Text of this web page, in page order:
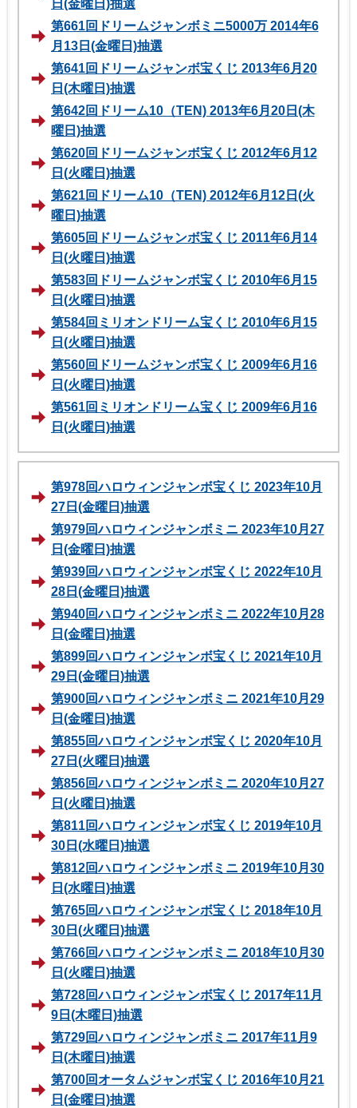
日(金曜日)抽選
第661回ドリームジャンボミニ5000万 2014年6
月13日(金曜日)抽選
第641回ドリームジャンボ宝くじ 2013年6月20
日(木曜日)抽選
第642回ドリーム10（TEN) 2013年6月20日(木
曜日)抽選
第620回ドリームジャンボ宝くじ 2012年6月12
日(火曜日)抽選
第621回ドリーム10（TEN) 2012年6月12日(火
曜日)抽選
第605回ドリームジャンボ宝くじ 2011年6月14
日(火曜日)抽選
第583回ドリームジャンボ宝くじ 2010年6月15
日(火曜日)抽選
第584回ミリオンドリーム宝くじ 2010年6月15
日(火曜日)抽選
第560回ドリームジャンボ宝くじ 2009年6月16
日(火曜日)抽選
第561回ミリオンドリーム宝くじ 2009年6月16
日(火曜日)抽選
第978回ハロウィンジャンボ宝くじ 2023年10月
27日(金曜日)抽選
第979回ハロウィンジャンボミニ 2023年10月27
日(金曜日)抽選
第939回ハロウィンジャンボ宝くじ 2022年10月
28日(金曜日)抽選
第940回ハロウィンジャンボミニ 2022年10月28
日(金曜日)抽選
第899回ハロウィンジャンボ宝くじ 2021年10月
29日(金曜日)抽選
第900回ハロウィンジャンボミニ 2021年10月29
日(金曜日)抽選
第855回ハロウィンジャンボ宝くじ 2020年10月
27日(火曜日)抽選
第856回ハロウィンジャンボミニ 2020年10月27
日(火曜日)抽選
第811回ハロウィンジャンボ宝くじ 2019年10月
30日(水曜日)抽選
第812回ハロウィンジャンボミニ 2019年10月30
日(水曜日)抽選
第765回ハロウィンジャンボ宝くじ 2018年10月
30日(火曜日)抽選
第766回ハロウィンジャンボミニ 2018年10月30
日(火曜日)抽選
第728回ハロウィンジャンボ宝くじ 2017年11月
9日(木曜日)抽選
第729回ハロウィンジャンボミニ 2017年11月9
日(木曜日)抽選
第700回オータムジャンボ宝くじ 2016年10月21
日(金曜日)抽選